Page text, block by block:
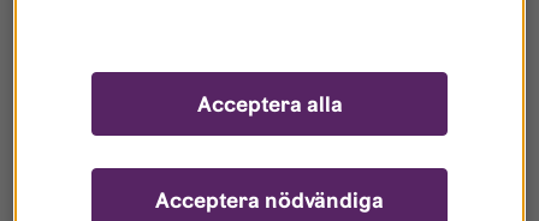
Acceptera nödvändiga
Acceptera alla